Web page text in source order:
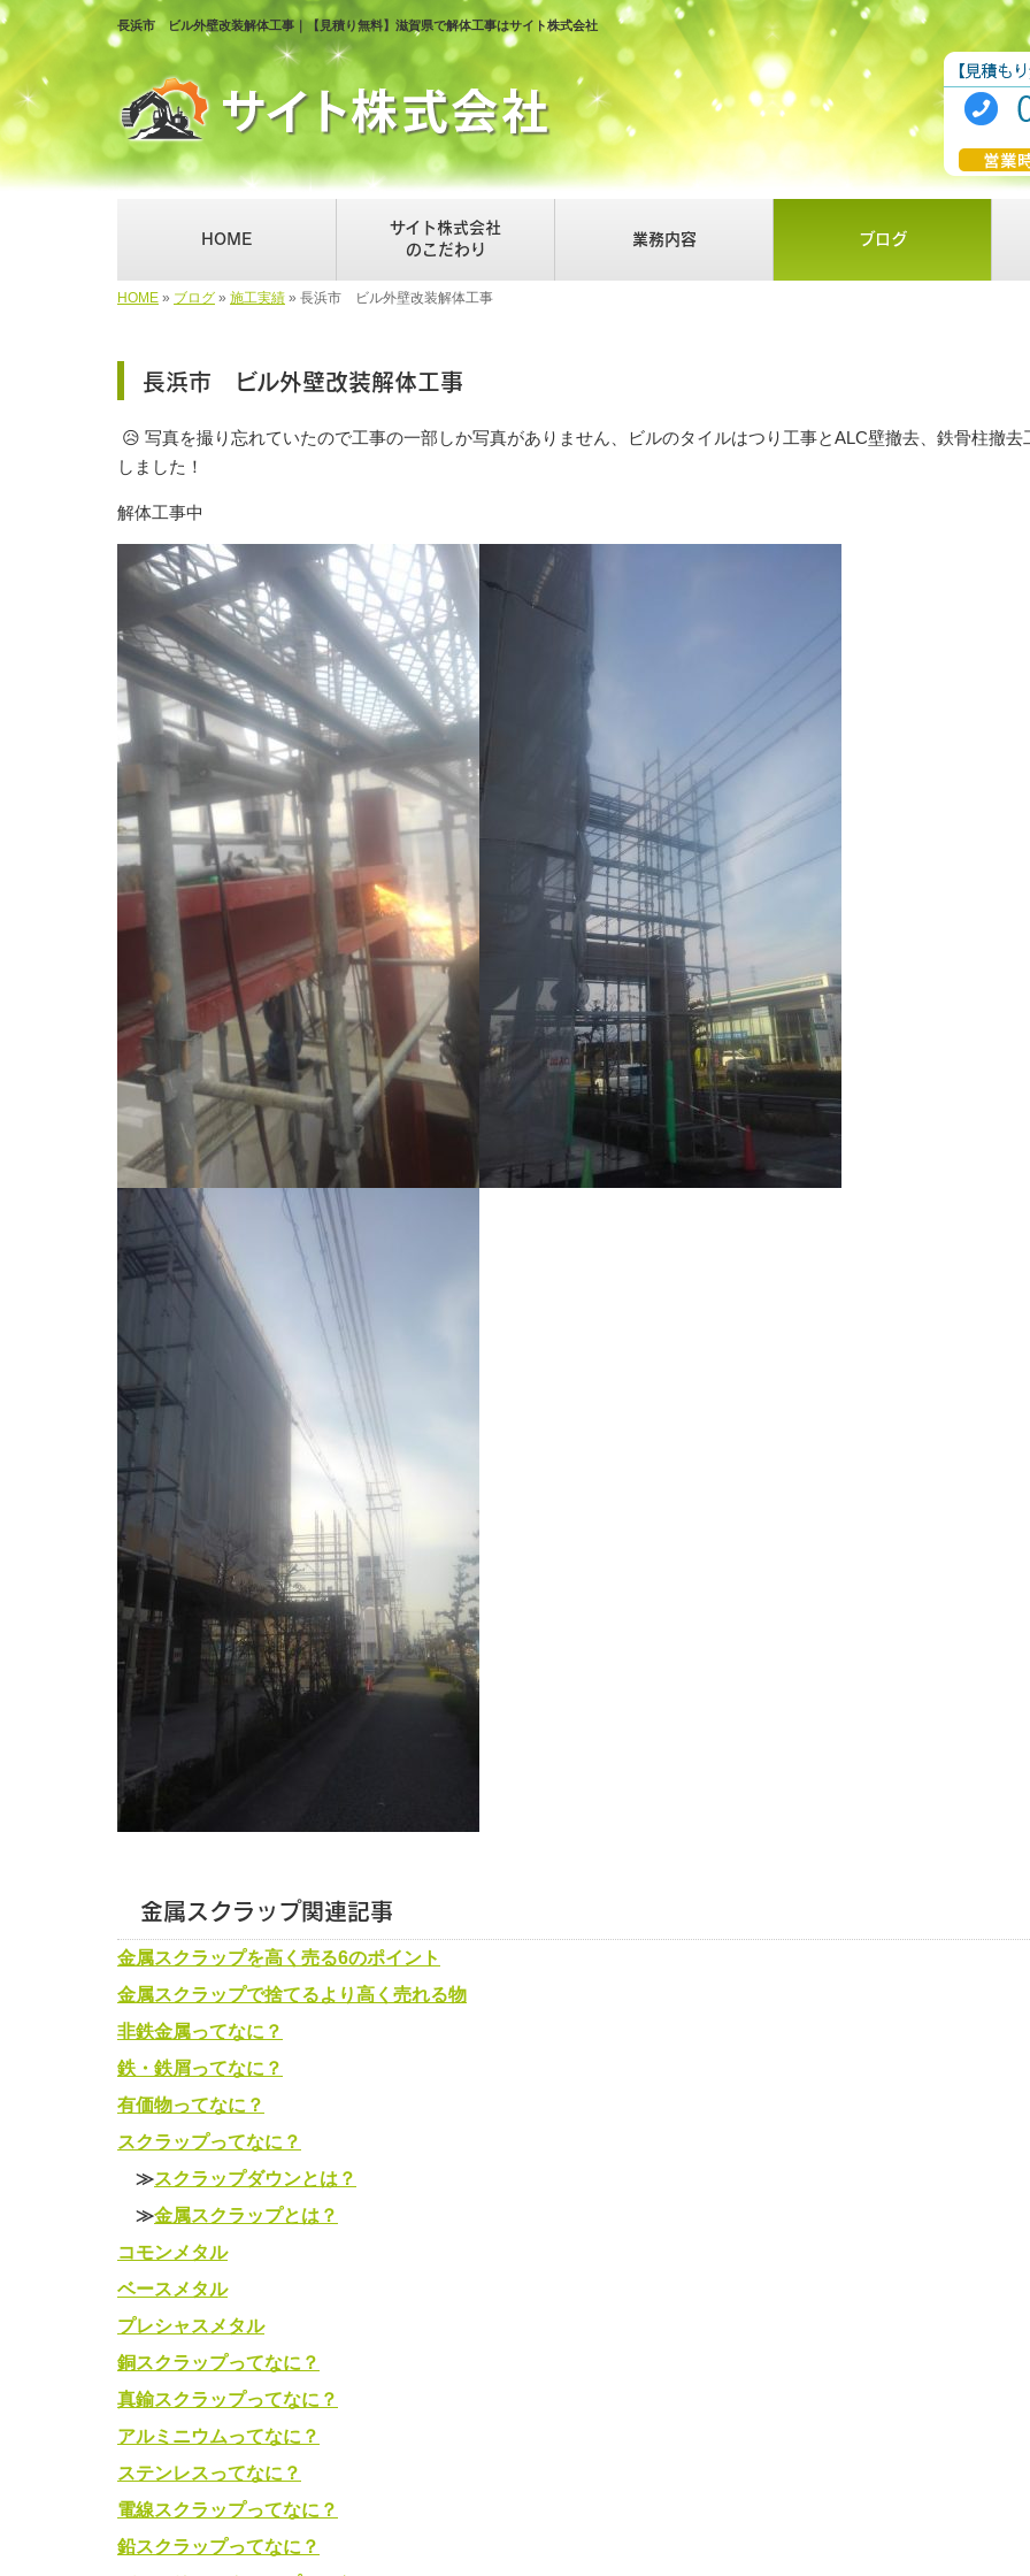
長浜市 ビル外壁改装解体工事｜【見積り無料】滋賀県で解体工事はサイト株式会社
HOME
サイト株式会社
のこだわり
業務内容 ブログ
HOME » ブログ » 施工実績 » 長浜市 ビル外壁改装解体工事
長浜市 ビル外壁改装解体工事
😥 写真を撮り忘れていたので工事の一部しか写真がありません、ビルのタイルはつり工事とALC壁撤去、鉄骨柱撤去
しました！
解体工事中
金属スクラップ関連記事
金属スクラップを高く売る6のポイント
金属スクラップで捨てるより高く売れる物
非鉄金属ってなに？
鉄・鉄屑ってなに？
有価物ってなに？
スクラップってなに？
≫スクラップダウンとは？
≫金属スクラップとは？
コモンメタル
ベースメタル
プレシャスメタル
銅スクラップってなに？
真鍮スクラップってなに？
アルミニウムってなに？
ステンレスってなに？
電線スクラップってなに？
鉛スクラップってなに？